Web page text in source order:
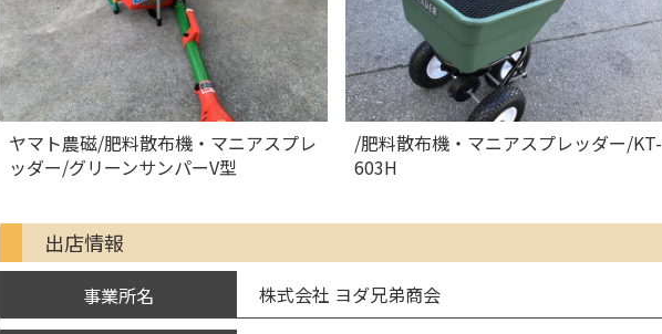
ヤマト農磁/肥料散布機・マニアスプレ
ッダー/グリーンサンパーV型
/肥料散布機・マニアスプレッダー/KT-
603H
出店情報
事業所名 株式会社 ヨダ兄弟商会